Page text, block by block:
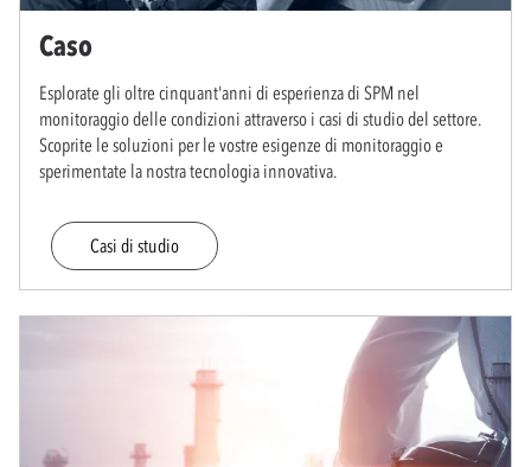
Caso
Esplorate gli oltre cinquant'anni di esperienza di SPM nel
monitoraggio delle condizioni attraverso i casi di studio del settore.
Scoprite le soluzioni per le vostre esigenze di monitoraggio e
sperimentate la nostra tecnologia innovativa.
Casi di studio